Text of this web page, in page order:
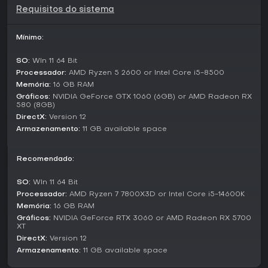
reações rápidas.
Modos de Jogo
Aventura reduz a pressão por recursos e a força dos
inimigos, priorizando a história e a exploração. O modo
Sobrevivência impõe limites mais rigorosos de recursos e
encontros de combate mais exigentes. O modo Years of Hell
intensifica ainda mais esses desafios para quem busca o
máximo de tensão.
A estrutura divide o Quadrante Delta em doze setores. Cada
episódios conhecidos, além de histórias secundárias
incentivando novas tentativas com escolhas distintas.
Exploração e Consequências das Decisões
Traçar rotas pelo espaço desconhecido revela tanto
abordagens diplomáticas contra confrontos diretos e
Requisitos do sistema
Mínimo:
SO: WIn 11 64 Bit
Processador: AMD Ryzen 5 2600 or Intel Core i5-8500
Memória: 16 GB RAM
Gráficos: NVIDIA GeForce GTX 1060 (6GB) or AMD Radeon RX
580 (8GB)
DirectX: Version 12
Armazenamento: 11 GB available space
Recomendado:
SO: WIn 11 64 Bit
Processador: AMD Ryzen 7 7800X3D or Intel Core i5-14600K
Memória: 16 GB RAM
Gráficos: NVIDIA GeForce RTX 3060 or AMD Radeon RX 5700
XT
DirectX: Version 12
Armazenamento: 11 GB available space